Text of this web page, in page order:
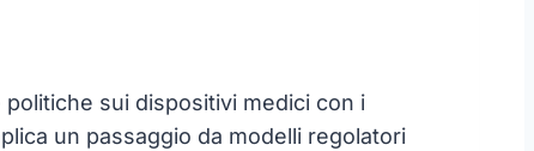
sui dispositivi medici con i
un passaggio da modelli regolatori